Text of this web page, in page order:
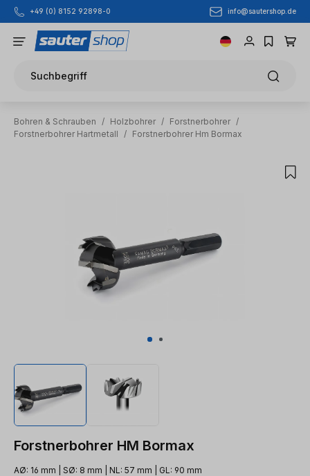
Zum Hauptinhalt springen
+49 (0) 8152 92898-0 info@sautershop.de
Suchbegriff
Bohren & Schrauben / Holzbohrer / Forstnerbohrer /
Forstnerbohrer Hartmetall
/ Forstnerbohrer Hm Bormax
Forstnerbohrer HM Bormax
AØ: 16 mm | SØ: 8 mm | NL: 57 mm | GL: 90 mm